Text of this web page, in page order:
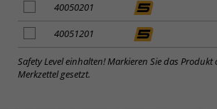
zum
Merkzettel
hinzufügen
40050201
zum
Merkzettel
hinzufügen
40051201
Safety Level einhalten! Markieren Sie das
Merkzettel gesetzt.